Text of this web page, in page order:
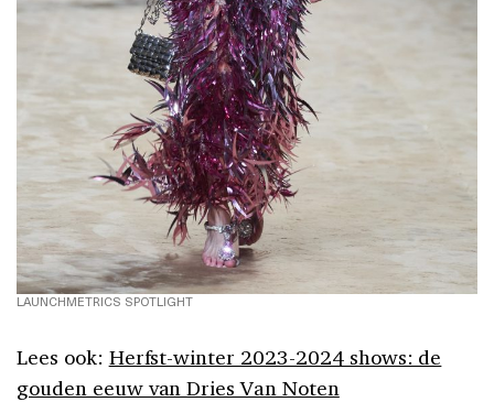
LAUNCHMETRICS SPOTLIGHT
Lees ook: Herfst-winter 2023-2024 shows: de
gouden eeuw van Dries Van Noten